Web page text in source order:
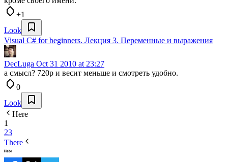
+1
Look
Visual C# for beginners. Лекция 3. Переменные и выражения
DecLuga Oct 31 2010 at 23:27
а смысл? 720p и весит меньше и смотреть удобно.
0
Look
Here
1
23
There